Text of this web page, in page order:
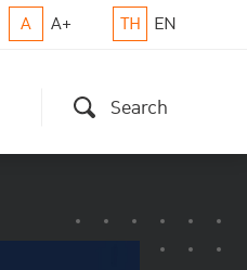
A A+ TH EN
Search